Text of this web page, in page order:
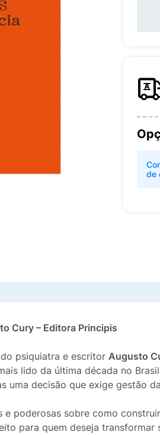
de
Cury – Editora Principis
psiquiatra e escritor Augusto
lido da última década no
uma decisão que exige gestão
poderosas sobre como
para quem deseja